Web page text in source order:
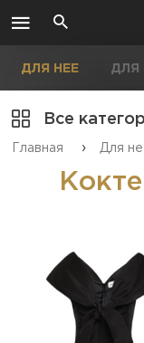
ДЛЯ НЕЕ ДЛЯ
Все
Главная › Для